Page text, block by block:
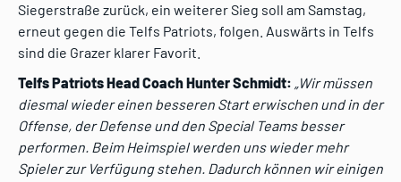
Siegerstraße zurück, ein weiterer Sieg soll am Samstag,
erneut gegen die Telfs Patriots, folgen. Auswärts in Telfs
sind die Grazer klarer Favorit.
Telfs Patriots Head Coach Hunter Schmidt: „Wir müssen
diesmal wieder einen besseren Start erwischen und in der
Offense, der Defense und den Special Teams besser
performen. Beim Heimspiel werden uns wieder mehr
Spieler zur Verfügung stehen. Dadurch können wir einigen